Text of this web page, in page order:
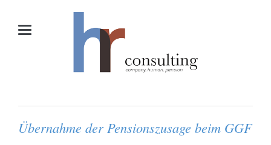
Übernahme der Pensionszusage beim GGF